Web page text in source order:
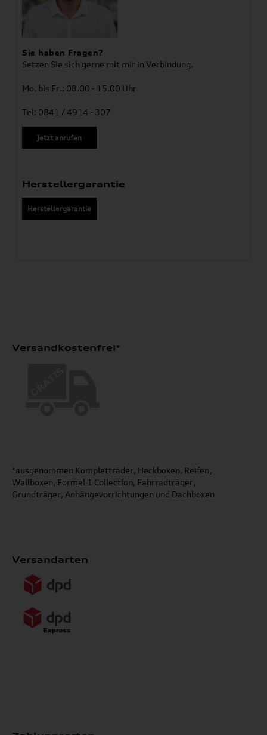
Sie haben Fragen?
Setzen Sie sich gerne mit mir in Verbindung.
Mo. bis Fr.: 08.00 - 15.00 Uhr
Tel: 0841 / 4914 - 307
Jetzt anrufen
Herstellergarantie
Herstellergarantie
Versandkostenfrei*
*ausgenommen Kompletträder, Heckboxen, Reifen,
Wallboxen, Formel 1 Collection, Fahrradträger,
Grundträger, Anhängevorrichtungen und Dachboxen
Versandarten